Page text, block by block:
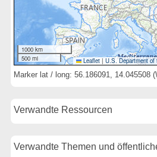
1000 km
500 mi
Leaflet | U.S. Department of
Marker lat / long: 56.186091, 14.045508
Verwandte Ressourcen
Verwandte Themen und